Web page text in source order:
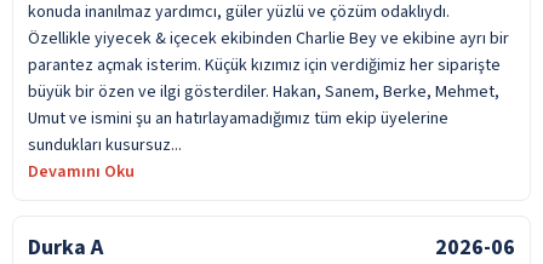
konuda inanılmaz yardımcı, güler yüzlü ve çözüm odaklıydı.
Özellikle yiyecek & içecek ekibinden Charlie Bey ve ekibine ayrı bir
parantez açmak isterim. Küçük kızımız için verdiğimiz her siparişte
büyük bir özen ve ilgi gösterdiler. Hakan, Sanem, Berke, Mehmet,
Umut ve ismini şu an hatırlayamadığımız tüm ekip üyelerine
sundukları kusursuz...
Devamını Oku
Durka A 2026-06